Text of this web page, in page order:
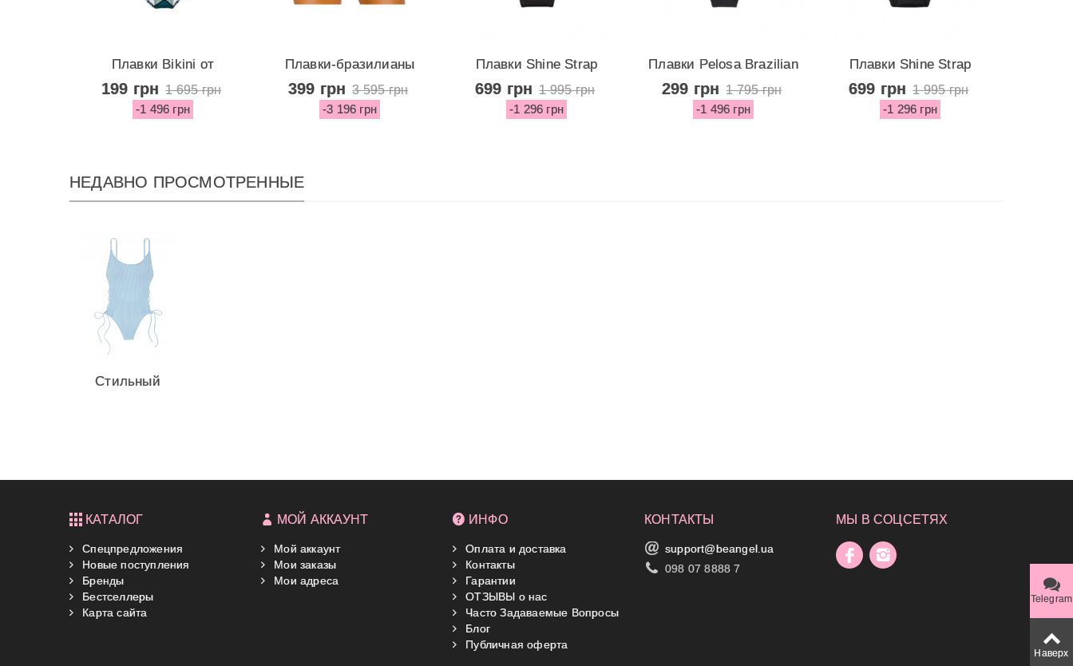
Плавки Bikini от
Victoria's...
199 грн 1 695 грн
-1 496 грн
Плавки-бразилианы
Asymmetric...
399 грн 3 595 грн
-3 196 грн
Плавки Shine Strap
Escondido...
699 грн 1 995 грн
-1 296 грн
Плавки Pelosa Brazilian
Bottom...
299 грн 1 795 грн
-1 496 грн
Плавки Shine Strap
Barbados...
699 грн 1 995 грн
-1 296 грн
НЕДАВНО ПРОСМОТРЕННЫЕ
Стильный
КАТАЛОГ
Спецпредложения
Новые поступления
Бренды
Бестселлеры
Карта сайта
МОЙ АККАУНТ
Мой аккаунт
Мои заказы
Мои адреса
ИНФО
Оплата и доставка
Контакты
Гарантии
ОТЗЫВЫ о нас
Часто Задаваемые Вопросы
Блог
Публичная оферта
КОНТАКТЫ
support@beangel.ua
098 07 8888 7
МЫ В СОЦСЕТЯХ
Telegram
Наверх